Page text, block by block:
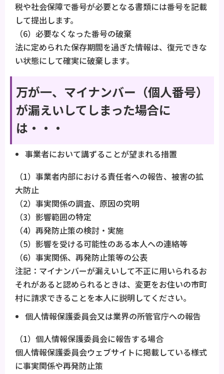
税や社会保障で番号が必要となる書類には番号を記載
して提出します。
（6）必要なくなった番号の破棄
法に定められた保存期間を過ぎた情報は、復元できな
い状態にして確実に破棄します。
万が一、マイナンバー（個人番号）
が漏えいしてしまった場合に
は・・・
事業者において講ずることが望まれる措置
（1）事業者内部における責任者への報告、被害の拡
大防止
（2）事実関係の調査、原因の究明
（3）影響範囲の特定
（4）再発防止策の検討・実施
（5）影響を受ける可能性のある本人への連絡等
（6）事実関係、再発防止策等の公表
注記：マイナンバーが漏えいして不正に用いられるお
それがあると認められるときは、変更をお住いの市町
村に請求できることを本人に説明してください。
個人情報保護委員会又は業界の所管官庁への報告
（1）個人情報保護委員会に報告する場合
個人情報保護委員会ウェブサイトに掲載している様式
に事実関係や再発防止策